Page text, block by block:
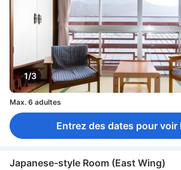
1/3
Max. 6 adultes
Entrez des dates pour voir
Japanese-style Room (East Wing)